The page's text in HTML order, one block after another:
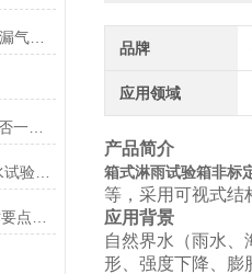
ip68防水试验设备能不能够查出漏气点？
IPX12、34等级淋雨试验机，能否一台机器实现
2026年新能源电机电控防尘防水试验设备厂家品牌产品特色+用途类型
品牌
应用领域
产品简介
箱式淋雨试验箱非标
等，采用可视式结
应用背景
自然界水（雨水
形、强度下降、膨